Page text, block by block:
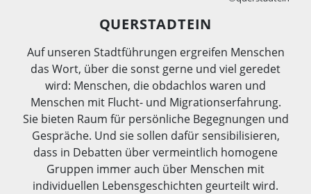
QUERSTADTEIN
Auf unseren Stadtführungen ergreifen Menschen
das Wort, über die sonst gerne und viel geredet
wird: Menschen, die obdachlos waren und
Menschen mit Flucht- und Migrationserfahrung.
Sie bieten Raum für persönliche Begegnungen und
Gespräche. Und sie sollen dafür sensibilisieren,
dass in Debatten über vermeintlich homogene
Gruppen immer auch über Menschen mit
individuellen Lebensgeschichten geurteilt wird.